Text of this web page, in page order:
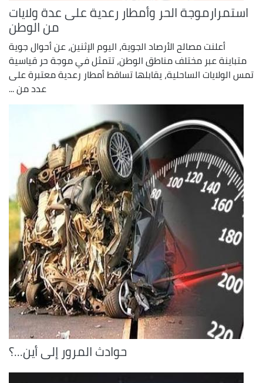
استمرارموجة الحر وأمطار رعدية على عدة ولايات
من الوطن
أعلنت مصالح الأرصاد الجوية، اليوم الإثنين، عن أحوال جوية
متباينة عبر مختلف مناطق الوطن، تتمثل في موجة حر قياسية
تمس الولايات الساحلية، يقابلها تساقط أمطار رعدية معتبرة على
عدد من ...
حوادث المرور إلى أين...؟